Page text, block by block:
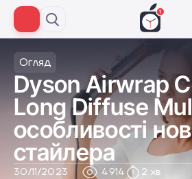
Огляд
Dyson Airwrap
Long Diffuse
особливості
стайлера
30/11/2023 4914 2 хв